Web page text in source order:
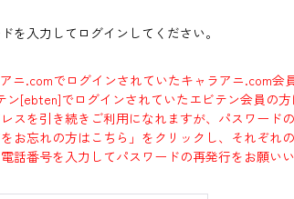
を入力してログインしてください。
ニ.comでログインされていたキャラアニ.com会
ン[ebten]でログインされていたエビテン会員の
スを引き続きご利用になれますが、パスワード
お忘れの方はこちら」をクリックし、それぞれ
話番号を入力してパスワードの再発行をお願いい